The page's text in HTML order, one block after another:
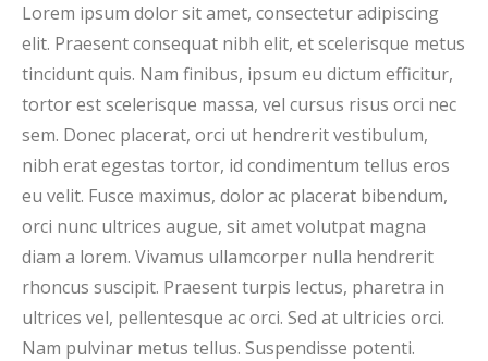
Lorem ipsum dolor sit amet, consectetur adipiscing
elit. Praesent consequat nibh elit, et scelerisque metus
tincidunt quis. Nam finibus, ipsum eu dictum efficitur,
tortor est scelerisque massa, vel cursus risus orci nec
sem. Donec placerat, orci ut hendrerit vestibulum,
nibh erat egestas tortor, id condimentum tellus eros
eu velit. Fusce maximus, dolor ac placerat bibendum,
orci nunc ultrices augue, sit amet volutpat magna
diam a lorem. Vivamus ullamcorper nulla hendrerit
rhoncus suscipit. Praesent turpis lectus, pharetra in
ultrices vel, pellentesque ac orci. Sed at ultricies orci.
Nam pulvinar metus tellus. Suspendisse potenti.